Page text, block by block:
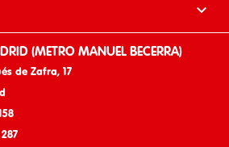

(METRO MANUEL BECERRA)
de Zafra, 17